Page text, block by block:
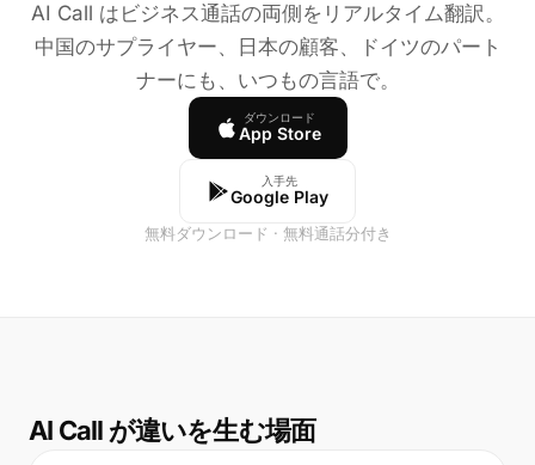
AI Call はビジネス通話の両側をリアルタイム翻訳。
中国のサプライヤー、日本の顧客、ドイツのパート
ナーにも、いつもの言語で。
ダウンロード
App Store
入手先
Google Play
無料ダウンロード · 無料通話分付き
AI Call が違いを生む場面